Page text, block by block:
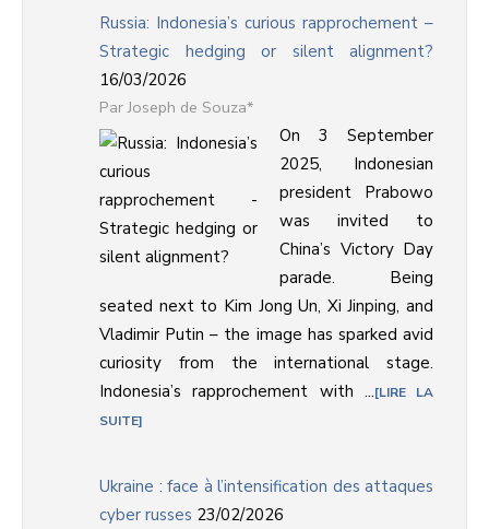
Russia: Indonesia’s curious rapprochement –
Strategic hedging or silent alignment?
16/03/2026
Joseph de Souza*
On 3 September
2025, Indonesian
president Prabowo
was invited to
China’s Victory Day
parade. Being
seated next to Kim Jong Un, Xi Jinping, and
Vladimir Putin – the image has sparked avid
curiosity from the international stage.
Indonesia’s rapprochement with ... LIRE LA
SUITE
Ukraine : face à l’intensification des attaques
cyber russes 23/02/2026